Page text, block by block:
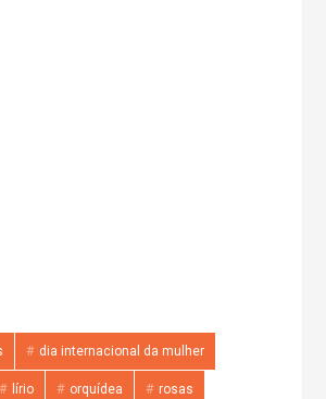
dia internacional da mulher
lírio orquídea rosas